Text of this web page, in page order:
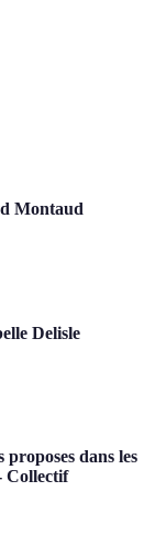
Montaud
Delisle
dans les
Collectif